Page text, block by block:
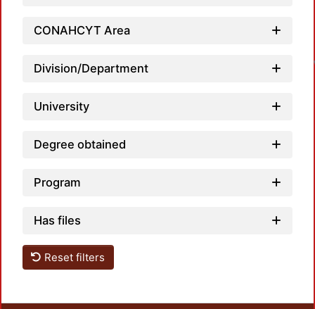
CONAHCYT Area
Division/Department
University
Degree obtained
Program
Has files
Reset filters